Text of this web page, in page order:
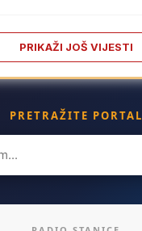
PRIKAŽI JOŠ VIJESTI
PRETRAŽITE PORTAL